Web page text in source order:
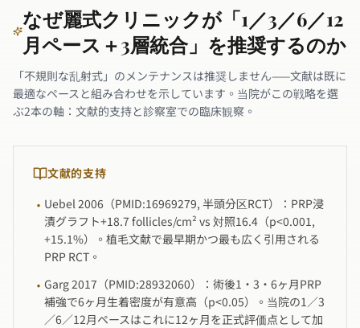
なぜ麗式クリニックが「1／3／6／12
月ペース＋3層統合」を推奨するのか
「不規則な乱射式」のメンテナンスは推奨しません——文献は既に
最適なペースと組み合わせを示しています。当院がこの戦略を選
ぶ2本の軸：文献的支持と診察室での臨床観察。
文献的支持
· Uebel 2006（PMID:16969279, 半頭分区RCT）：PRP浸
漬グラフト+18.7 follicles/cm² vs 対照16.4（p<0.001,
+15.1%）。植毛文献で最早期かつ最も広く引用される
PRP RCT。
· Garg 2017（PMID:28932060）：術後1・3・6ヶ月PRP
補強で6ヶ月生着密度が有意高（p<0.05）。当院の1／3
／6／12月ペースはこれに12ヶ月を正式評価点として加